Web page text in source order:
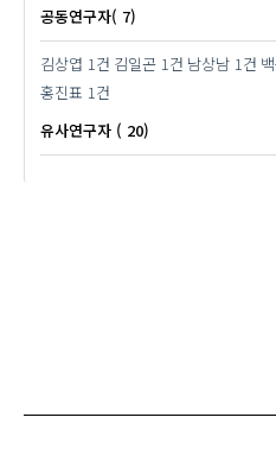
공동연구자( 7)
김상엽 1건 김일곤 1건 남상남 1건
홍진표 1건
유사연구자 ( 20)